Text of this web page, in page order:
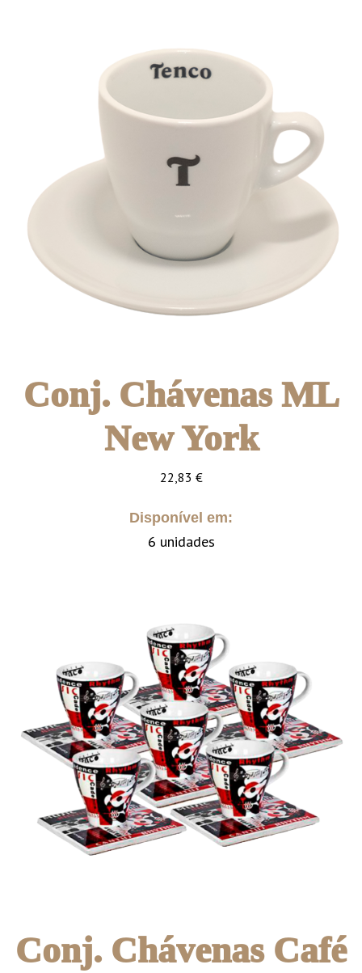
Conj. Chávenas ML
New York
22,83 €
Disponível em:
6 unidades
Conj. Chávenas Café